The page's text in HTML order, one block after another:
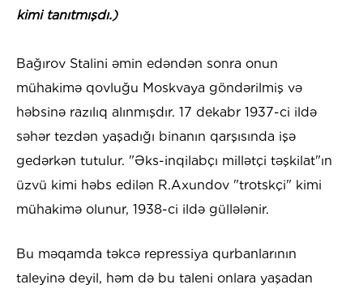
kimi tanıtmışdı.)
Bağırov Stalini əmin edəndən sonra onun
mühakimə qovluğu Moskvaya göndərilmiş və
həbsinə razılıq alınmışdır. 17 dekabr 1937-ci ildə
səhər tezdən yaşadığı binanın qarşısında işə
gedərkən tutulur. "Əks-inqilabçı millətçi təşkilat"ın
üzvü kimi həbs edilən R.Axundov "trotskçi" kimi
mühakimə olunur, 1938-ci ildə güllələnir.
Bu məqamda təkcə repressiya qurbanlarının
taleyinə deyil, həm də bu taleni onlara yaşadan